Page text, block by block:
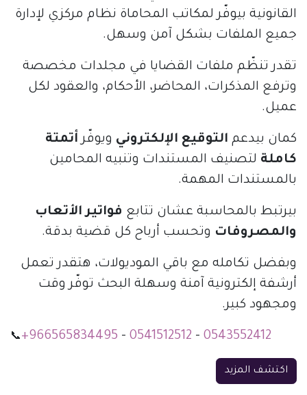
القانونية بيوفّر لمكاتب المحاماة نظام مركزي لإدارة
جميع الملفات بشكل آمن وسهل.
تقدر تنظّم ملفات القضايا في مجلدات مخصصة
وترفع المذكرات، المحاضر، الأحكام، والعقود لكل
عميل.
كمان بيدعم التوقيع الإلكتروني ويوفّرأتمتة
كاملة لتصنيف المستندات وتنبيه المحامين
بالمستندات المهمة.
بيرتبط بالمحاسبة عشان تتابع فواتير الأتعاب
والمصروفات وتحسب أرباح كل قضية بدقة.
وبفضل تكامله مع باقي الموديولات، هتقدر تعمل
أرشفة إلكترونية آمنة وسهلة البحث توفّر وقت
ومجهود كبير.
📞+966565834495 - 0541512512 - 0543552412
اكتشف المزيد